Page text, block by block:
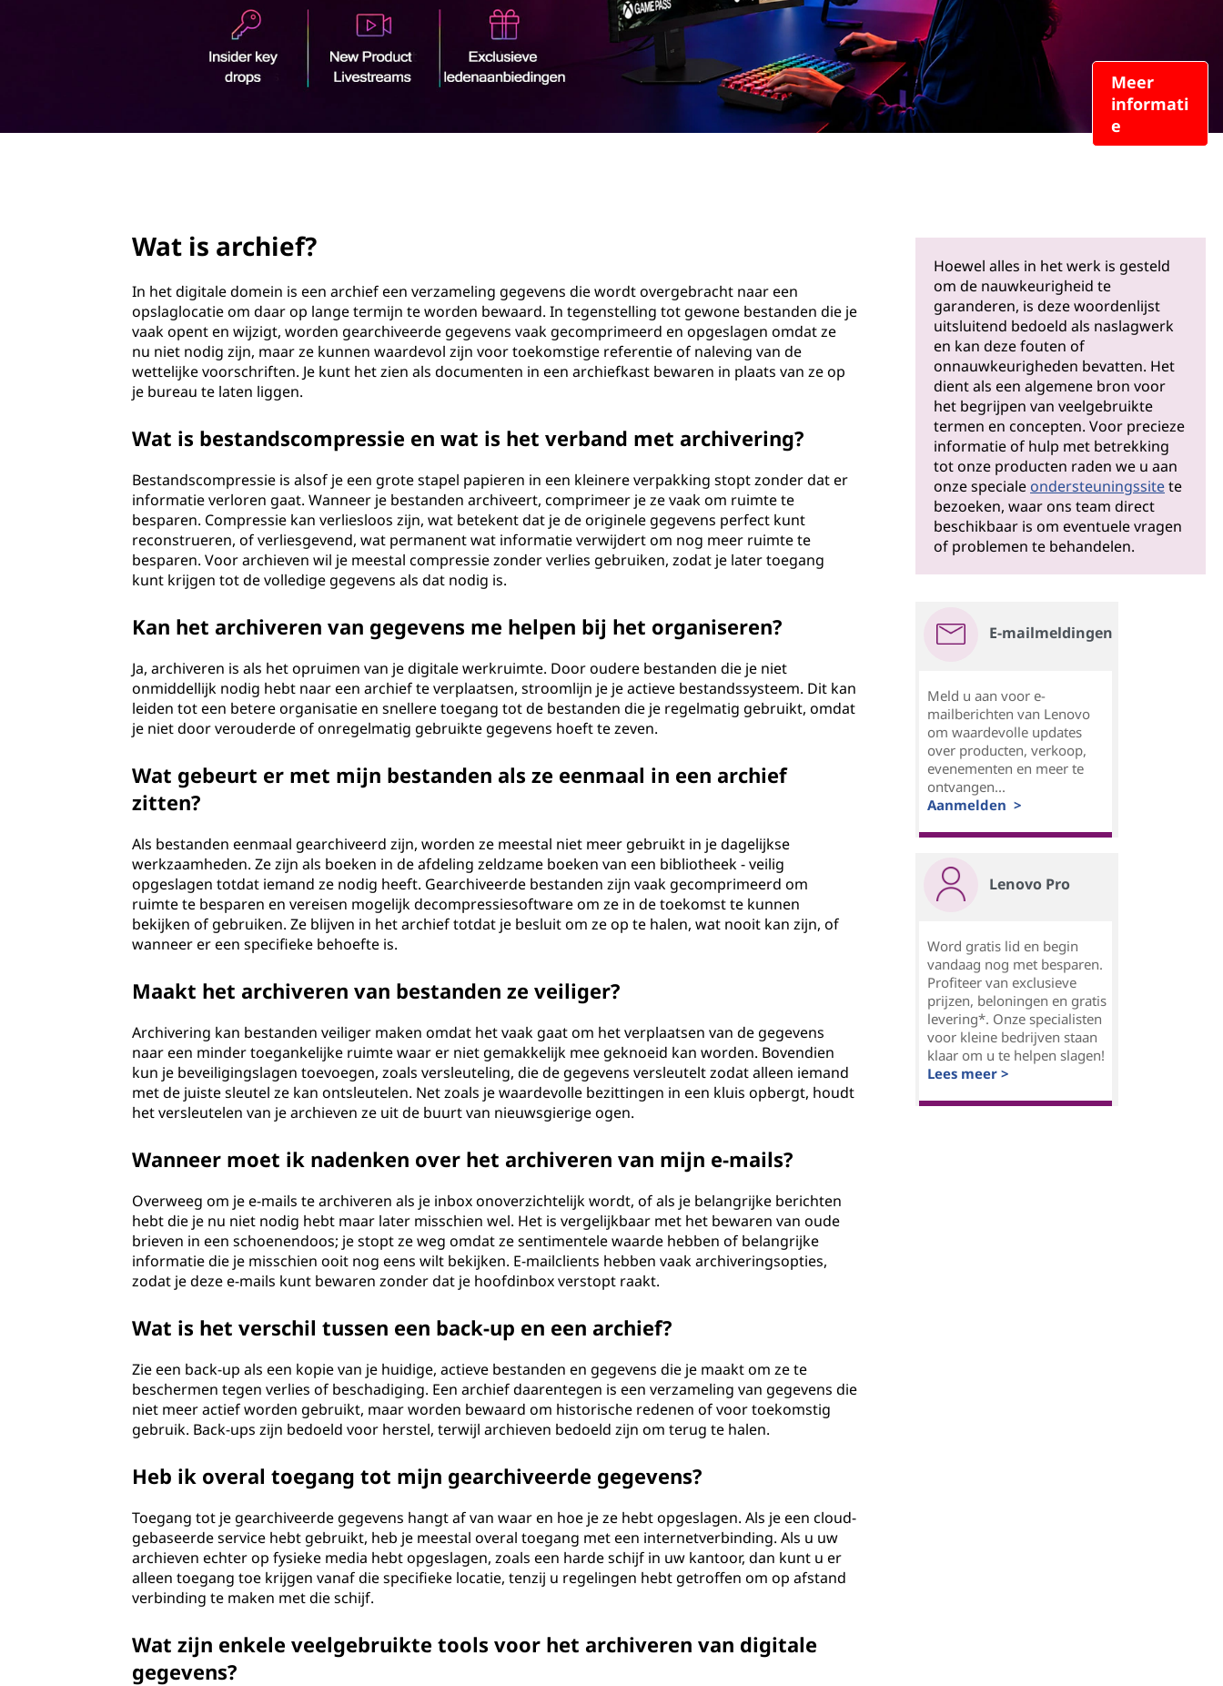
Meer
informati
e
Wat is archief?
In het digitale domein is een archief een verzameling gegevens die wordt overgebracht naar een
opslaglocatie om daar op lange termijn te worden bewaard. In tegenstelling tot gewone bestanden die je
vaak opent en wijzigt, worden gearchiveerde gegevens vaak gecomprimeerd en opgeslagen omdat ze
nu niet nodig zijn, maar ze kunnen waardevol zijn voor toekomstige referentie of naleving van de
wettelijke voorschriften. Je kunt het zien als documenten in een archiefkast bewaren in plaats van ze op
je bureau te laten liggen.
Wat is bestandscompressie en wat is het verband met archivering?
Bestandscompressie is alsof je een grote stapel papieren in een kleinere verpakking stopt zonder dat er
informatie verloren gaat. Wanneer je bestanden archiveert, comprimeer je ze vaak om ruimte te
besparen. Compressie kan verliesloos zijn, wat betekent dat je de originele gegevens perfect kunt
reconstrueren, of verliesgevend, wat permanent wat informatie verwijdert om nog meer ruimte te
besparen. Voor archieven wil je meestal compressie zonder verlies gebruiken, zodat je later toegang
kunt krijgen tot de volledige gegevens als dat nodig is.
Kan het archiveren van gegevens me helpen bij het organiseren?
Ja, archiveren is als het opruimen van je digitale werkruimte. Door oudere bestanden die je niet
onmiddellijk nodig hebt naar een archief te verplaatsen, stroomlijn je je actieve bestandssysteem. Dit kan
leiden tot een betere organisatie en snellere toegang tot de bestanden die je regelmatig gebruikt, omdat
je niet door verouderde of onregelmatig gebruikte gegevens hoeft te zeven.
Wat gebeurt er met mijn bestanden als ze eenmaal in een archief
zitten?
Als bestanden eenmaal gearchiveerd zijn, worden ze meestal niet meer gebruikt in je dagelijkse
werkzaamheden. Ze zijn als boeken in de afdeling zeldzame boeken van een bibliotheek - veilig
opgeslagen totdat iemand ze nodig heeft. Gearchiveerde bestanden zijn vaak gecomprimeerd om
ruimte te besparen en vereisen mogelijk decompressiesoftware om ze in de toekomst te kunnen
bekijken of gebruiken. Ze blijven in het archief totdat je besluit om ze op te halen, wat nooit kan zijn, of
wanneer er een specifieke behoefte is.
Maakt het archiveren van bestanden ze veiliger?
Archivering kan bestanden veiliger maken omdat het vaak gaat om het verplaatsen van de gegevens
naar een minder toegankelijke ruimte waar er niet gemakkelijk mee geknoeid kan worden. Bovendien
kun je beveiligingslagen toevoegen, zoals versleuteling, die de gegevens versleutelt zodat alleen iemand
met de juiste sleutel ze kan ontsleutelen. Net zoals je waardevolle bezittingen in een kluis opbergt, houdt
het versleutelen van je archieven ze uit de buurt van nieuwsgierige ogen.
Wanneer moet ik nadenken over het archiveren van mijn e-mails?
Overweeg om je e-mails te archiveren als je inbox onoverzichtelijk wordt, of als je belangrijke berichten
hebt die je nu niet nodig hebt maar later misschien wel. Het is vergelijkbaar met het bewaren van oude
brieven in een schoenendoos; je stopt ze weg omdat ze sentimentele waarde hebben of belangrijke
informatie die je misschien ooit nog eens wilt bekijken. E-mailclients hebben vaak archiveringsopties,
zodat je deze e-mails kunt bewaren zonder dat je hoofdinbox verstopt raakt.
Wat is het verschil tussen een back-up en een archief?
Zie een back-up als een kopie van je huidige, actieve bestanden en gegevens die je maakt om ze te
beschermen tegen verlies of beschadiging. Een archief daarentegen is een verzameling van gegevens die
niet meer actief worden gebruikt, maar worden bewaard om historische redenen of voor toekomstig
gebruik. Back-ups zijn bedoeld voor herstel, terwijl archieven bedoeld zijn om terug te halen.
Heb ik overal toegang tot mijn gearchiveerde gegevens?
Toegang tot je gearchiveerde gegevens hangt af van waar en hoe je ze hebt opgeslagen. Als je een cloud-
gebaseerde service hebt gebruikt, heb je meestal overal toegang met een internetverbinding. Als u uw
archieven echter op fysieke media hebt opgeslagen, zoals een harde schijf in uw kantoor, dan kunt u er
alleen toegang toe krijgen vanaf die specifieke locatie, tenzij u regelingen hebt getroffen om op afstand
verbinding te maken met die schijf.
Wat zijn enkele veelgebruikte tools voor het archiveren van digitale
gegevens?
Hoewel alles in het werk is gesteld
om de nauwkeurigheid te
garanderen, is deze woordenlijst
uitsluitend bedoeld als naslagwerk
en kan deze fouten of
onnauwkeurigheden bevatten. Het
dient als een algemene bron voor
het begrijpen van veelgebruikte
termen en concepten. Voor precieze
informatie of hulp met betrekking
tot onze producten raden we u aan
onze speciale ondersteuningssitete
bezoeken, waar ons team direct
beschikbaar is om eventuele vragen
of problemen te behandelen.
E-mailmeldingen
Meld u aan voor e-
mailberichten van Lenovo
om waardevolle updates
over producten, verkoop,
evenementen en meer te
ontvangen...
Aanmelden >
Lenovo Pro
Word gratis lid en begin
vandaag nog met besparen.
Profiteer van exclusieve
prijzen, beloningen en gratis
levering*. Onze specialisten
voor kleine bedrijven staan
klaar om u te helpen slagen!
Lees meer >